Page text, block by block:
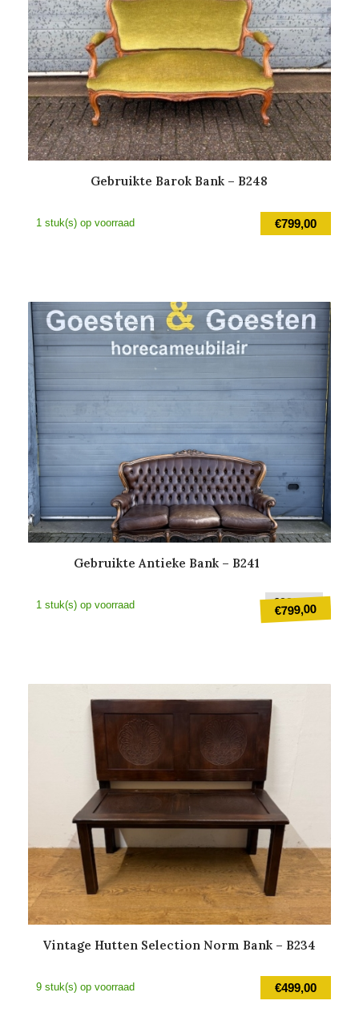
Gebruikte Barok Bank – B248
€799,00
1 stuk(s) op voorraad
Gebruikte Antieke Bank – B241
€999,00
prijs
€799,00
is:
€799,00.
1 stuk(s) op voorraad
Vintage Hutten Selection Norm Bank – B234
€499,00
9 stuk(s) op voorraad